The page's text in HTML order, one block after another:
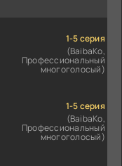
1-5 серия
(BaibaKo,
Профессиональный
многоголосый)
1-5 серия
(BaibaKo,
Профессиональный
многоголосый)